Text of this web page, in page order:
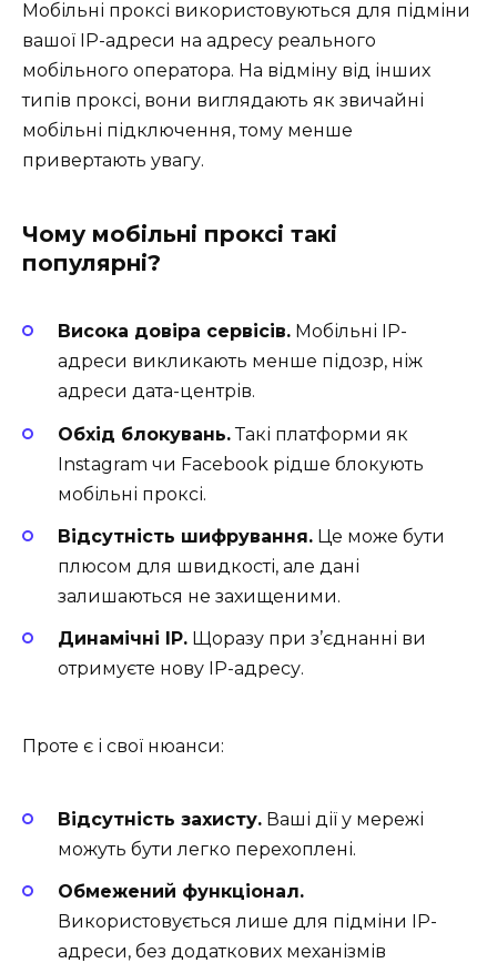
Мобільні проксі використовуються для підміни
вашої IP-адреси на адресу реального
мобільного оператора. На відміну від інших
типів проксі, вони виглядають як звичайні
мобільні підключення, тому менше
привертають увагу.
Чому мобільні проксі такі
популярні?
Висока довіра сервісів. Мобільні IP-
адреси викликають менше підозр, ніж
адреси дата-центрів.
Обхід блокувань.Такі платформи як
Instagram чи Facebook рідше блокують
мобільні проксі.
Відсутність шифрування. Це може бути
плюсом для швидкості, але дані
залишаються не захищеними.
Динамічні IP. Щоразу при з’єднанні ви
отримуєте нову IP-адресу.
Проте є і свої нюанси:
Відсутність захисту. Ваші дії у мережі
можуть бути легко перехоплені.
Обмежений функціонал.
Використовується лише для підміни IP-
адреси, без додаткових механізмів